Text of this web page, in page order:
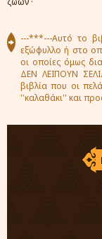
---***---Αυτό το
εξώφυλλο ή στο
οι οποίες όμως
ΔΕΝ ΛΕΙΠΟΥΝ
βιβλία που οι
''καλαθάκι'' και